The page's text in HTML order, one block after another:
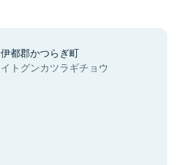
伊都郡かつらぎ町
イトグンカツラギチョウ